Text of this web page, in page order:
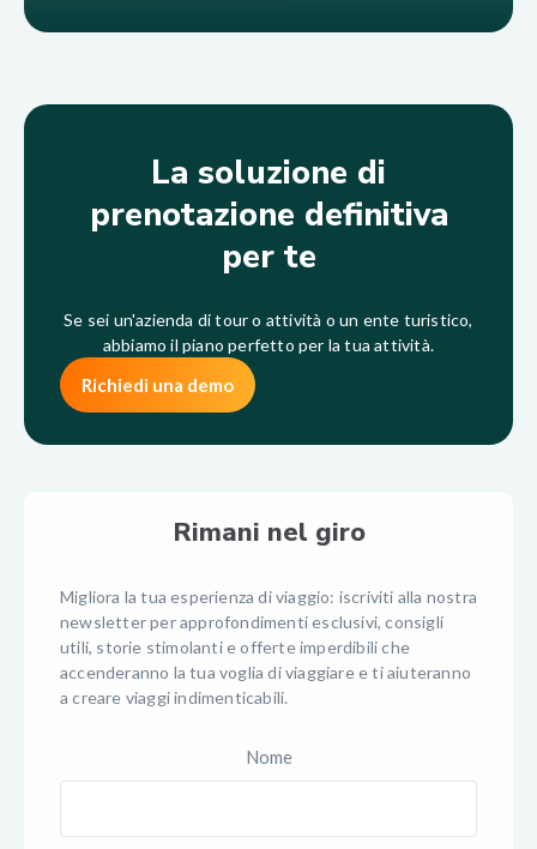
La soluzione di
prenotazione definitiva
per te
Se sei un'azienda di tour o attività o un ente turistico,
abbiamo il piano perfetto per la tua attività.
Richiedi una demo
Rimani nel giro
Migliora la tua esperienza di viaggio: iscriviti alla nostra
newsletter per approfondimenti esclusivi, consigli
utili, storie stimolanti e offerte imperdibili che
accenderanno la tua voglia di viaggiare e ti aiuteranno
a creare viaggi indimenticabili.
Nome